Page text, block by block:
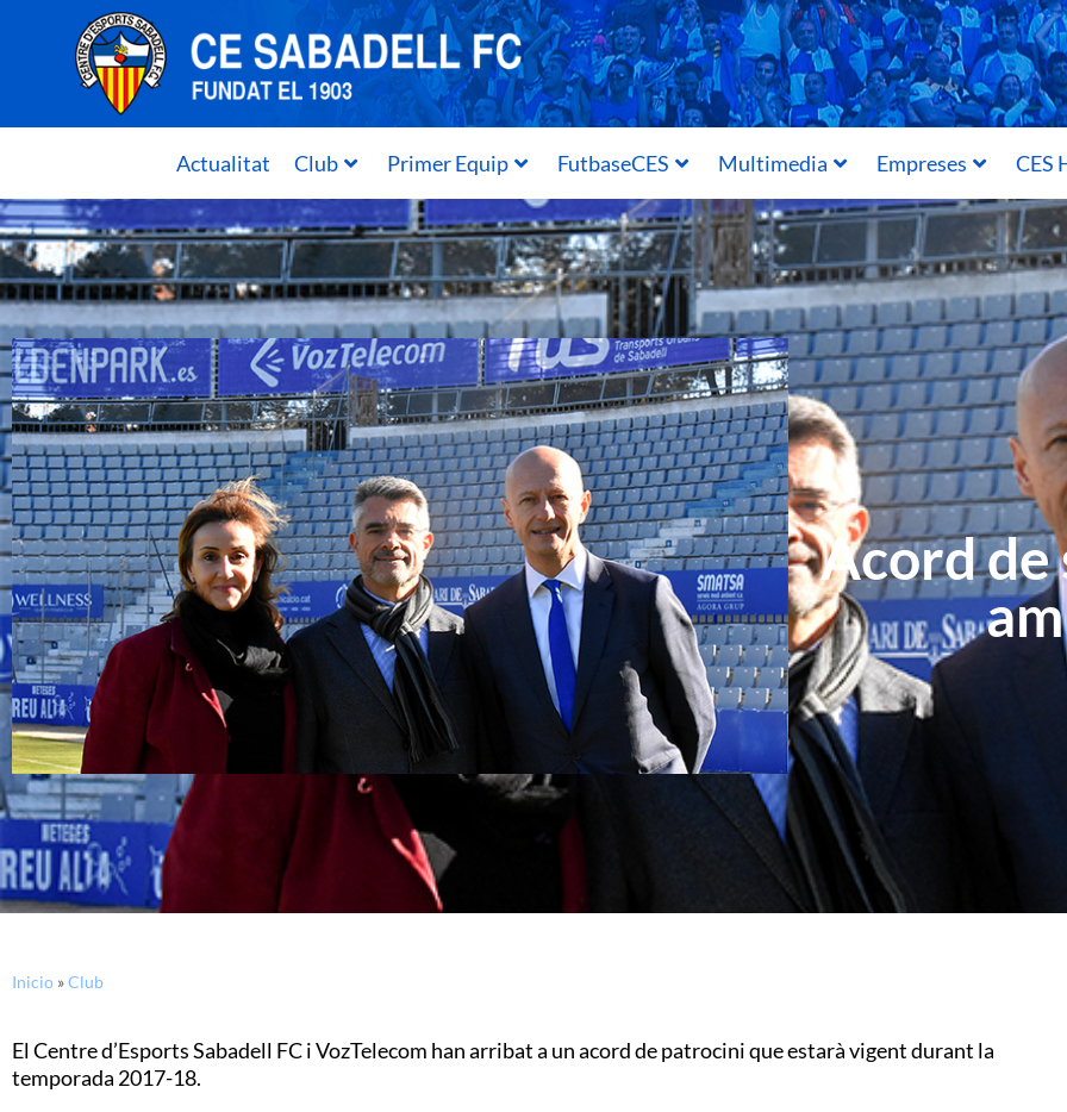
Actualitat Club Primer Equip FutbaseCES Multimedia Empreses CES
Acord de
Inicio »Club
El Centre d’Esports Sabadell FC i VozTelecom han arribat a un acord de patrocini que estarà vigent durant la
temporada 2017-18.